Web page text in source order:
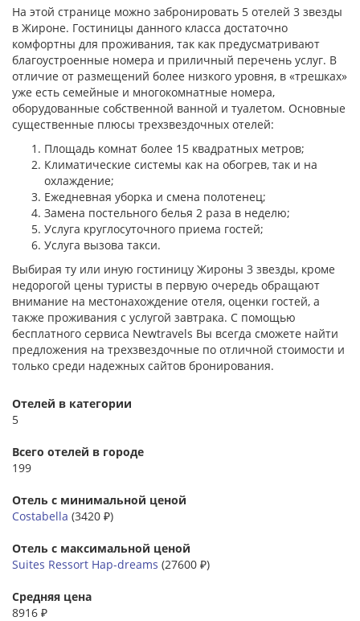
На этой странице можно забронировать 5 отелей 3 звезды
в Жироне. Гостиницы данного класса достаточно
комфортны для проживания, так как предусматривают
благоустроенные номера и приличный перечень услуг. В
отличие от размещений более низкого уровня, в «трешках»
уже есть семейные и многокомнатные номера,
оборудованные собственной ванной и туалетом. Основные
существенные плюсы трехзвездочных отелей:
Площадь комнат более 15 квадратных метров;
Климатические системы как на обогрев, так и на
охлаждение;
Ежедневная уборка и смена полотенец;
Замена постельного белья 2 раза в неделю;
Услуга круглосуточного приема гостей;
Услуга вызова такси.
Выбирая ту или иную гостиницу Жироны 3 звезды, кроме
недорогой цены туристы в первую очередь обращают
внимание на местонахождение отеля, оценки гостей, а
также проживания с услугой завтрака. С помощью
бесплатного сервиса Newtravels Вы всегда сможете найти
предложения на трехзвездочные по отличной стоимости и
только среди надежных сайтов бронирования.
Отелей в категории
5
Всего отелей в городе
199
Отель с минимальной ценой
Costabella (3420 ₽)
Отель с максимальной ценой
Suites Ressort Hap-dreams (27600 ₽)
Средняя цена
8916 ₽